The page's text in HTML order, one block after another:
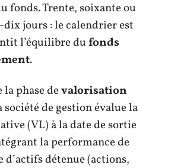
fonds. Trente, soixante ou
jours : le calendrier est
l’équilibre dufonds
.
phase devalorisation
société de gestion évalue la
(VL) à la date de sortie
la performance de
d’actifs détenue (actions,